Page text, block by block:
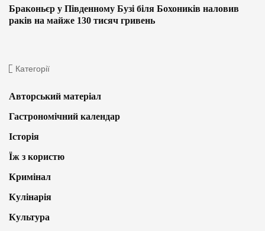
Браконьєр у Південному Бузі біля Бохоників наловив
раків на майже 130 тисяч гривень
Категорії
Авторський матеріал
Гастрономічний календар
Історія
Їж з користю
Кримінал
Кулінарія
Культура